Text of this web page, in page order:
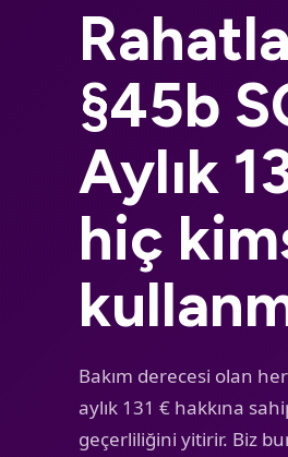
§45b
Aylık
hiç
Bakım derecesi olan
aylık 131 € hakkına
geçerliliğini yitirir. Biz